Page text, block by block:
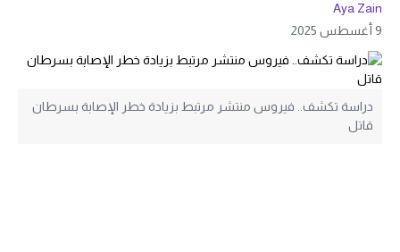
Aya Zain
9 أغسطس 2025
دراسة تكشف.. فيروس منتشر مرتبط بزيادة خطر الإصابة بسرطان
قاتل